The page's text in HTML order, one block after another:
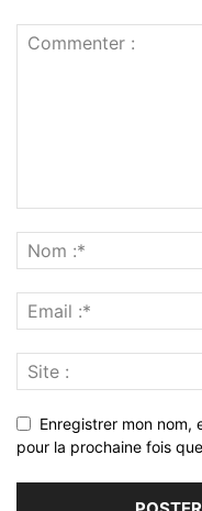
Enregistrer mon nom,
pour la prochaine fois